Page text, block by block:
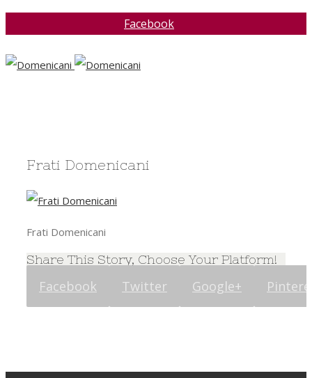
Facebook
Frati Domenicani
Frati Domenicani
Share This Story, Choose Your Platform!
Facebook Twitter Google+